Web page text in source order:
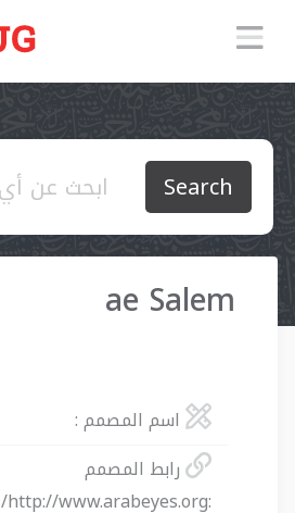
Search
ae Salem
اسم المصمم :
رابط المصمم
:
http://www.arabeyes.org/